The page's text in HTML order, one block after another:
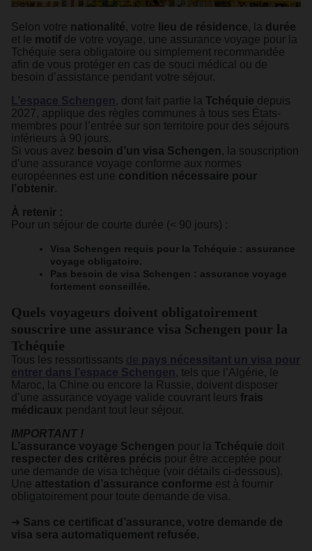
Selon votre nationalité, votre lieu de résidence, la durée
et le motif de votre voyage, une assurance voyage pour la
Tchéquie sera obligatoire ou simplement recommandée
afin de vous protéger en cas de souci médical ou de
besoin d’assistance pendant votre séjour.
L’espace Schengen , dont fait partie la Tchéquie depuis
2027, applique des règles communes à tous ses États-
membres pour l’entrée sur son territoire pour des séjours
inférieurs à 90 jours.
Si vous avez besoin d’un visa Schengen, la souscription
d’une assurance voyage conforme aux normes
européennes est une condition nécessaire pour
l’obtenir.
À retenir :
Pour un séjour de courte durée (< 90 jours) :
Visa Schengen requis pour la Tchéquie : assurance
voyage obligatoire.
Pas besoin de visa Schengen : assurance voyage
fortement conseillée.
Quels voyageurs doivent obligatoirement
souscrire une assurance visa Schengen pour la
Tchéquie
Tous les ressortissants de pays nécessitant un visa pour
entrer dans l’espace Schengen , tels que l’Algérie, le
Maroc, la Chine ou encore la Russie, doivent disposer
d’une assurance voyage valide couvrant leurs frais
médicaux pendant tout leur séjour.
IMPORTANT !
L’assurance voyage Schengen pour la Tchéquie doit
respecter des critères précis pour être acceptée pour
une demande de visa tchèque (voir détails ci-dessous).
Une attestation d’assurance conforme est à fournir
obligatoirement pour toute demande de visa.
➜ Sans ce certificat d’assurance, votre demande de
visa sera automatiquement refusée.